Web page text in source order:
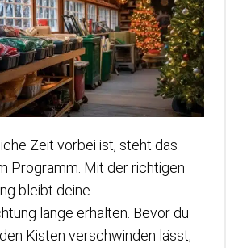
Zeit vorbei ist, steht das
Programm. Mit der richtigen
bleibt deine
lange erhalten. Bevor du
Kisten verschwinden lässt,